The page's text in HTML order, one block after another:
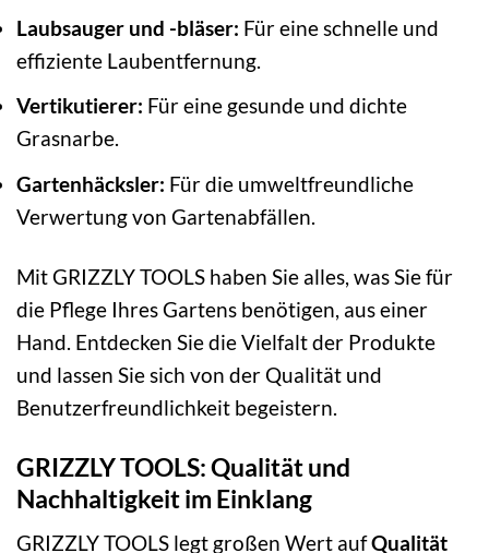
Laubsauger und -bläser: Für eine schnelle und
effiziente Laubentfernung.
Vertikutierer: Für eine gesunde und dichte
Grasnarbe.
Gartenhäcksler: Für die umweltfreundliche
Verwertung von Gartenabfällen.
Mit GRIZZLY TOOLS haben Sie alles, was Sie für
die Pflege Ihres Gartens benötigen, aus einer
Hand. Entdecken Sie die Vielfalt der Produkte
und lassen Sie sich von der Qualität und
Benutzerfreundlichkeit begeistern.
GRIZZLY TOOLS: Qualität und
Nachhaltigkeit im Einklang
GRIZZLY TOOLS legt großen Wert aufQualität